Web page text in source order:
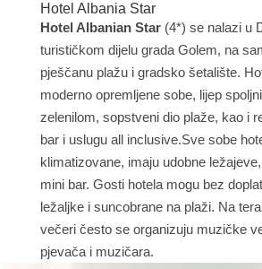
Hotel Albania Star
Hotel Albanian Star(4*) se nalazi u
turističkom dijelu grada Golem, na
pješčanu plažu i gradsko šetalište.
moderno opremljene sobe, lijep
zelenilom, sopstveni dio plaže, kao i
bar i uslugu all inclusive.Sve sobe
klimatizovane, imaju udobne
mini bar. Gosti hotela mogu bez
ležaljke i suncobrane na plaži. Na
večeri često se organizuju muzičke
pjevača i muzičara.